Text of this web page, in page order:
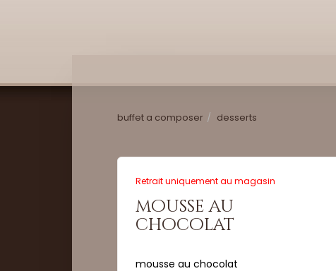
buffet a composer desserts
Retrait uniquement au magasin
mousse au
chocolat
mousse au chocolat
Quantité :